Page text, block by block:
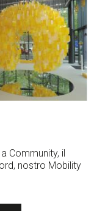
Community, il
nostro Mobility